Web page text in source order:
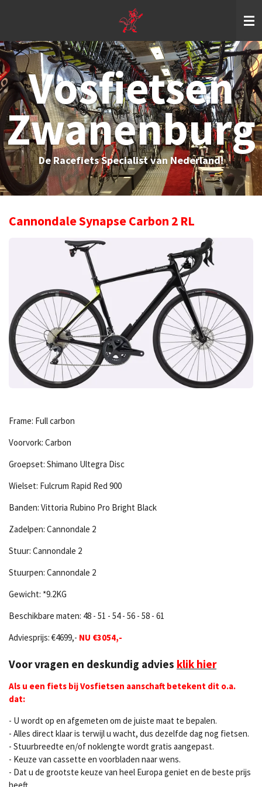
de
hoofdinhoud
Vosfietsen
Zwanenburg
De Racefiets Specialist van Nederland!
Cannondale Synapse Carbon 2 RL
Frame: Full carbon
Voorvork: Carbon
Groepset: Shimano Ultegra Disc
Wielset: Fulcrum Rapid Red 900
Banden: Vittoria Rubino Pro Bright Black
Zadelpen: Cannondale 2
Stuur: Cannondale 2
Stuurpen: Cannondale 2
Gewicht: *9.2KG
Beschikbare maten: 48 - 51 - 54 - 56 - 58 - 61
Adviesprijs: €4699,- NU €3054,-
Voor vragen en deskundig advies klik hier
Als u een fiets bij Vosfietsen aanschaft betekent dit o.a.
dat:
- U wordt op en afgemeten om de juiste maat te bepalen.
- Alles direct klaar is terwijl u wacht, dus dezelfde dag nog fietsen.
- Stuurbreedte en/of noklengte wordt gratis aangepast.
- Keuze van cassette en voorbladen naar wens.
- Dat u de grootste keuze van heel Europa geniet en de beste prijs